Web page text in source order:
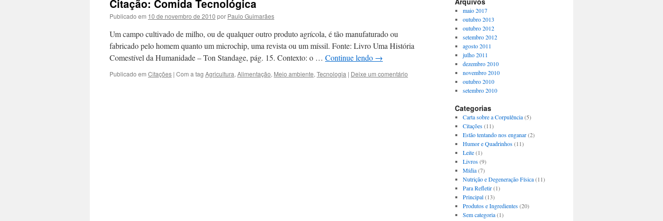
conteúdo
Citação: Comida Tecnológica
Publicado em 10 de novembro de 2010 por Paulo Guimarães
Um campo cultivado de milho, ou de qualquer outro produto agrícola, é tão manufaturado ou
fabricado pelo homem quanto um microchip, uma revista ou um míssil. Fonte: Livro Uma História
Comestível da Humanidade – Ton Standage, pág. 15. Contexto: o … Continue lendo →
Publicado em Citações | Com a tag Agricultura, Alimentação, Meio ambiente, Tecnologia | Deixe um comentário
maio 2017
outubro 2013
outubro 2012
setembro 2012
agosto 2011
julho 2011
dezembro 2010
novembro 2010
outubro 2010
setembro 2010
Categorias
Carta sobre a Corpulência(5)
Citações(11)
Estão tentando nos enganar(2)
Humor e Quadrinhos(11)
Leite(1)
Livros(9)
Mídia(7)
Nutrição e Degeneração Física(11)
Para Refletir(1)
Principal(13)
Produtos e Ingredientes(20)
Sem categoria(1)